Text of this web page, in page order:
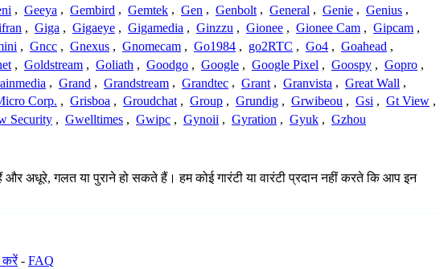
, Geeya , Gembird , Gemtek , Gen , Genbolt , General , Genie , Genius ,
, Giga , Gigaeye , Gigamedia , Ginzzu , Gionee , Gionee Cam , Gipcam ,
, Gncc , Gnexus , Gnomecam , Go1984 , go2RTC , Go4 , Goahead ,
, Goldstream , Goliath , Goodgo , Google , Google Pixel , Goospy , Gopro ,
, Grand , Grandstream , Grandtec , Grant , Granvista , Great Wall ,
Corp. , Grisboa , Groudchat , Group , Grundig , Grwibeou , Gsi , Gt View ,
Security , Gwelltimes , Gwipc , Gynoii , Gyration , Gyuk , Gzhou
और अधूरे, गलत या पुराने हो सकते हैं। हम कोई गारंटी या वारंटी प्रदान नहीं करते कि आप इन
करें- FAQ